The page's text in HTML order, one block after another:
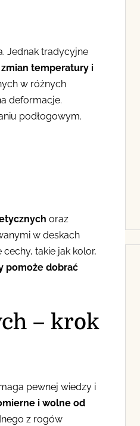
Jednak tradycyjne
temperatury i
w różnych
deformacje.
podłogowym.
oraz
w deskach
takie jak kolor,
pomoże dobrać
– krok
pewnej wiedzy i
i wolne od
z rogów